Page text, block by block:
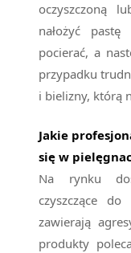
oczyszczoną
nałożyć
pocierać, a
przypadku
i bielizny, którą
Jakie
się w
Na rynku
czyszczące
zawierają
produkty